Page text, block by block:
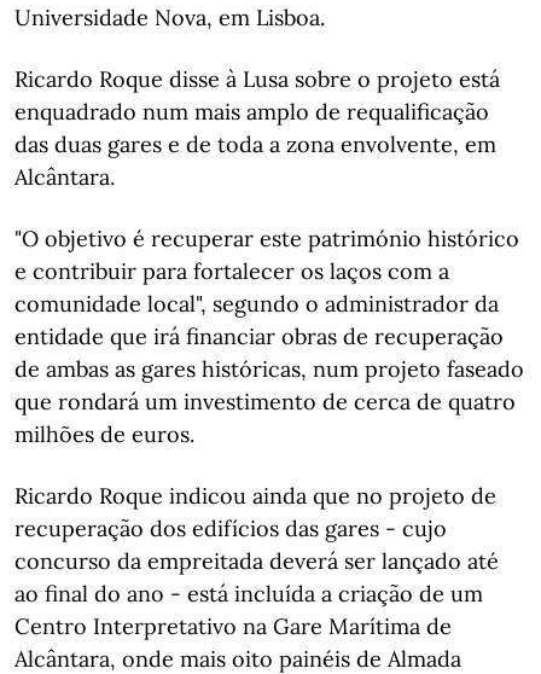
Universidade Nova, em Lisboa.
Ricardo Roque disse à Lusa sobre o projeto está
enquadrado num mais amplo de requalificação
das duas gares e de toda a zona envolvente, em
Alcântara.
"O objetivo é recuperar este património histórico
e contribuir para fortalecer os laços com a
comunidade local", segundo o administrador da
entidade que irá financiar obras de recuperação
de ambas as gares históricas, num projeto faseado
que rondará um investimento de cerca de quatro
milhões de euros.
Ricardo Roque indicou ainda que no projeto de
recuperação dos edifícios das gares - cujo
concurso da empreitada deverá ser lançado até
ao final do ano - está incluída a criação de um
Centro Interpretativo na Gare Marítima de
Alcântara, onde mais oito painéis de Almada